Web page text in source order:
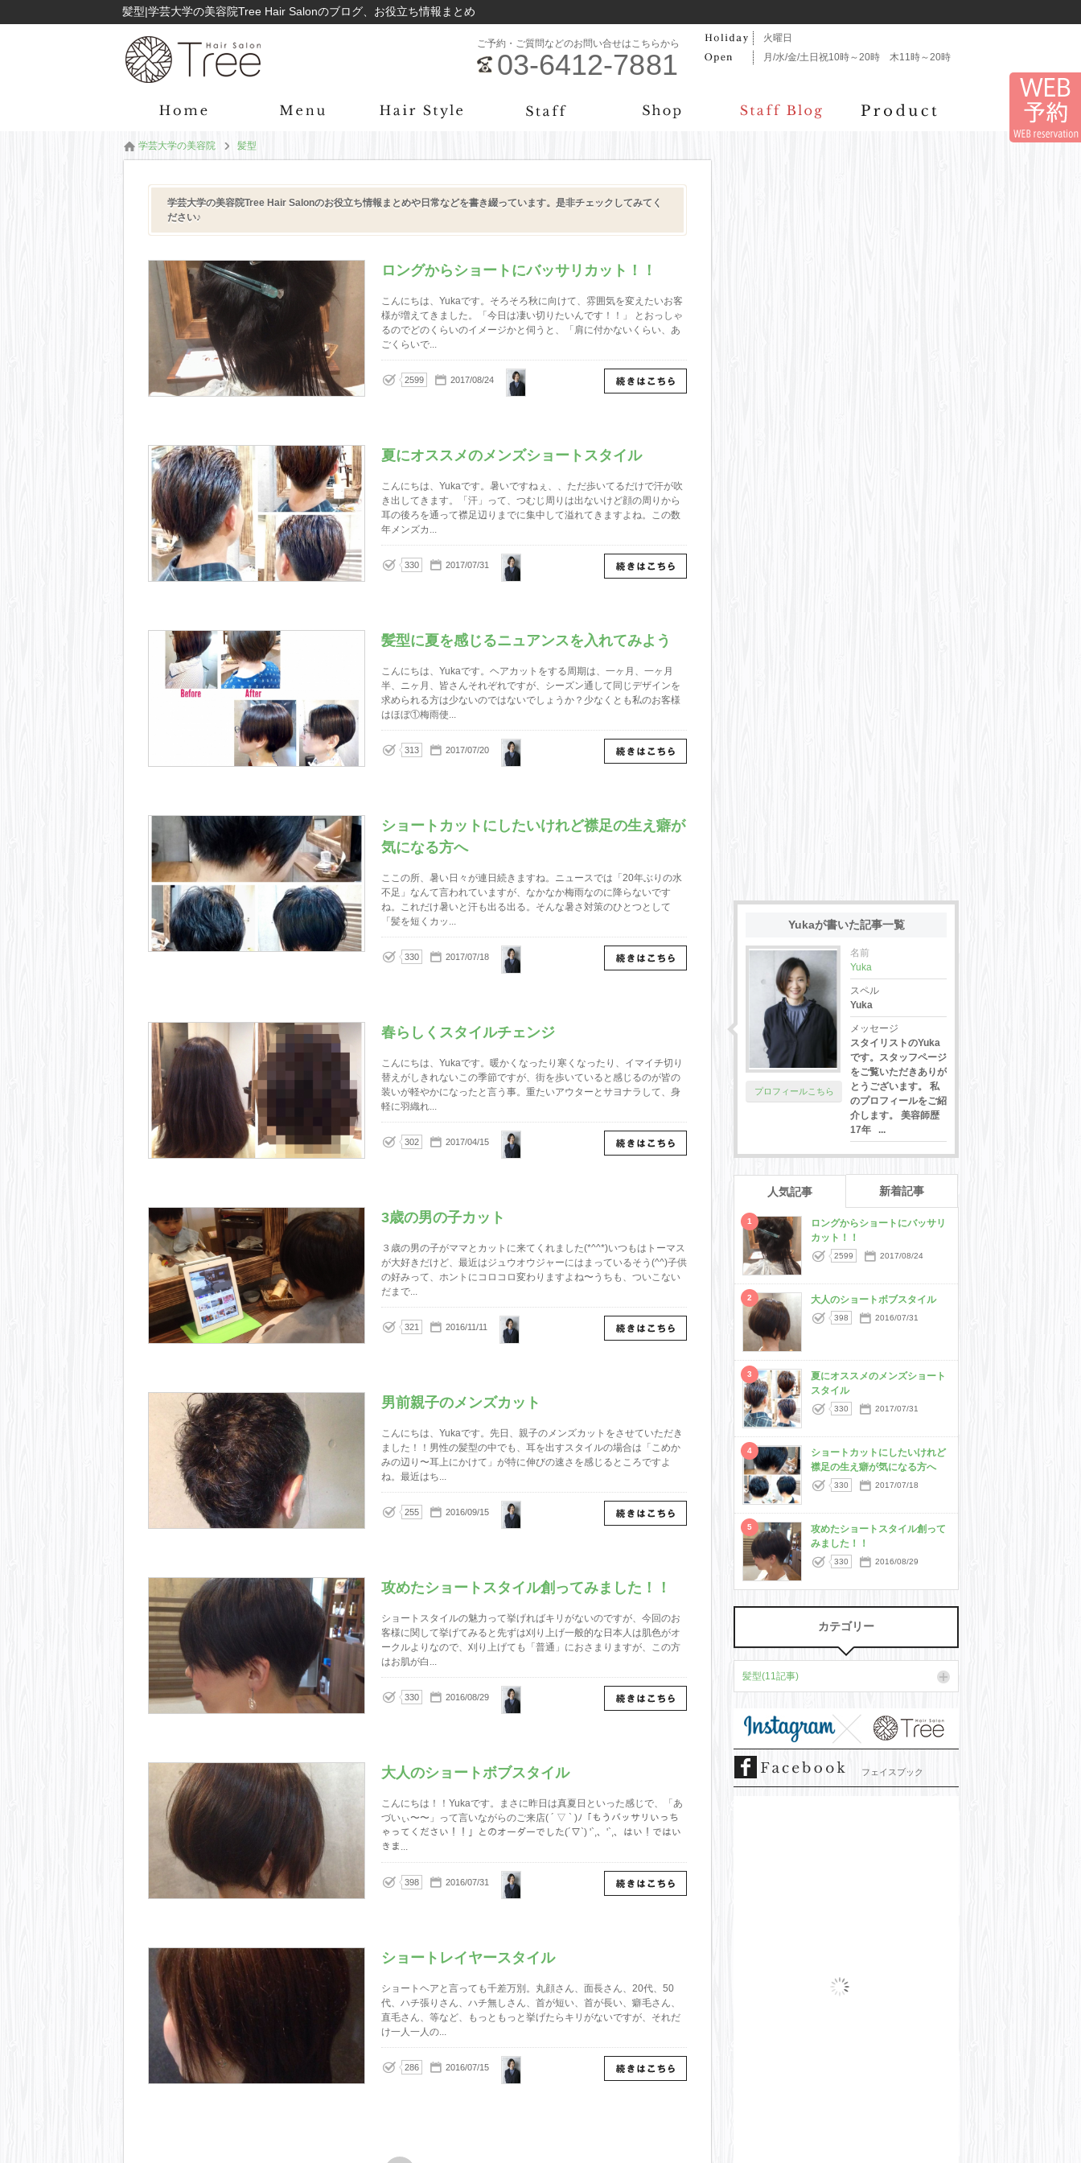
髪型|学芸大学の美容院Tree Hair Salonのブログ、お役立ち情報まとめ
火曜日
月/水/金/土日祝10時～20時 木11時～20時
ご予約・ご質問などのお問い合せはこちらから
03-6412-7881
学芸大学の美容院 髪型
学芸大学の美容院Tree Hair Salonのお役立ち情報まとめや日常などを書き綴っています。是非チェックしてみてく
ださい♪
ロングからショートにバッサリカット！！
こんにちは、Yukaです。そろそろ秋に向けて、雰囲気を変えたいお客
様が増えてきました。「今日は凄い切りたいんです！！」 とおっしゃ
るのでどのくらいのイメージかと伺うと、「肩に付かないくらい、あ
ごくらいで...
2599 2017/08/24 Yuka
夏にオススメのメンズショートスタイル
こんにちは、Yukaです。暑いですねぇ、、ただ歩いてるだけで汗が吹
き出してきます。「汗」って、つむじ周りは出ないけど顔の周りから
耳の後ろを通って襟足辺りまでに集中して溢れてきますよね。この数
年メンズカ...
330 2017/07/31 Yuka
髪型に夏を感じるニュアンスを入れてみよう
こんにちは、Yukaです。ヘアカットをする周期は、一ヶ月、一ヶ月
半、ニヶ月、皆さんそれぞれですが、シーズン通して同じデザインを
求められる方は少ないのではないでしょうか？少なくとも私のお客様
はほぼ①梅雨使...
313 2017/07/20 Yuka
ショートカットにしたいけれど襟足の生え癖が
気になる方へ
ここの所、暑い日々が連日続きますね。ニュースでは「20年ぶりの水
不足」なんて言われていますが、なかなか梅雨なのに降らないです
ね。これだけ暑いと汗も出る出る。そんな暑さ対策のひとつとして
「髪を短くカッ...
330 2017/07/18 Yuka
春らしくスタイルチェンジ
こんにちは、Yukaです。暖かくなったり寒くなったり、イマイチ切り
替えがしきれないこの季節ですが、街を歩いていると感じるのが皆の
装いが軽やかになったと言う事。重たいアウターとサヨナラして、身
軽に羽織れ...
302 2017/04/15 Yuka
3歳の男の子カット
３歳の男の子がママとカットに来てくれました(*^^*)いつもはトーマス
が大好きだけど、最近はジュウオウジャーにはまっているそう(^^)子供
の好みって、ホントにコロコロ変わりますよね〜うちも、ついこない
だまで...
321 2016/11/11 Yuka
男前親子のメンズカット
こんにちは、Yukaです。先日、親子のメンズカットをさせていただき
ました！！男性の髪型の中でも、耳を出すスタイルの場合は「こめか
みの辺り〜耳上にかけて」が特に伸びの速さを感じるところですよ
ね。最近はち...
255 2016/09/15 Yuka
攻めたショートスタイル創ってみました！！
ショートスタイルの魅力って挙げればキリがないのですが、今回のお
客様に関して挙げてみると先ずは刈り上げ一般的な日本人は肌色がオ
ークルよりなので、刈り上げても「普通」におさまりますが、この方
はお肌が白...
330 2016/08/29 Yuka
大人のショートボブスタイル
こんにちは！！Yukaです。まさに昨日は真夏日といった感じで、「あ
づいぃ〜〜」って言いながらのご来店( ´ ▽ ` )ﾉ「もうバッサリいっち
ゃってください！！」とのオーダーでした(´▽`) '`,、'`,、はい！ではい
きま...
398 2016/07/31 Yuka
ショートレイヤースタイル
ショートヘアと言っても千差万別。丸顔さん、面長さん、20代、50
代、ハチ張りさん、ハチ無しさん、首が短い、首が長い、癖毛さん、
直毛さん、等など、もっともっと挙げたらキリがないですが、それだ
け一人一人の...
286 2016/07/15 Yuka
Yukaが書いた記事一覧
名前
Yuka
スペル
Yuka
メッセージ
スタイリストのYuka
です。スタッフページ
をご覧いただきありが
とうございます。 私
のプロフィールをご紹
介します。 美容師歴
17年 ...
プロフィールこちら
人気記事 新着記事
1
ロングからショートにバッサリ
カット！！
2599 2017/08/24
2 大人のショートボブスタイル
398 2016/07/31
3
夏にオススメのメンズショート
スタイル
330 2017/07/31
4
ショートカットにしたいけれど
襟足の生え癖が気になる方へ
330 2017/07/18
5
攻めたショートスタイル創って
みました！！
330 2016/08/29
カテゴリー
髪型(11記事)
フェイスブック